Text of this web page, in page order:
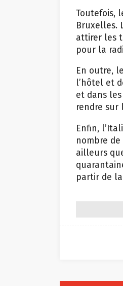
Toutefois,
Bruxelles.
attirer les
pour la
En outre,
l’hôtel et
et dans
rendre sur
Enfin,
nombre
ailleurs
partir de